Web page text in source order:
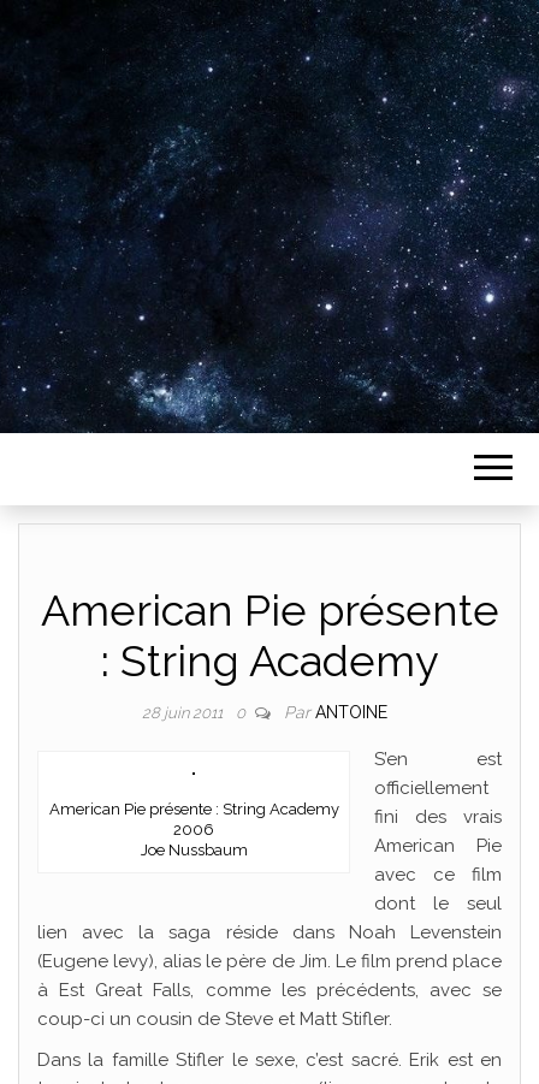
Plus de 2800 critiques de films
American Pie présente
: String Academy
28 juin 2011 0 ParANTOINE
American Pie présente : String Academy
2006
Joe Nussbaum
S’en est
officiellement
fini des vrais
American Pie
avec ce film
dont le seul
lien avec la saga réside dans Noah Levenstein
(Eugene levy), alias le père de Jim. Le film prend place
à Est Great Falls, comme les précédents, avec se
coup-ci un cousin de Steve et Matt Stifler.
Dans la famille Stifler le sexe, c’est sacré. Erik est en